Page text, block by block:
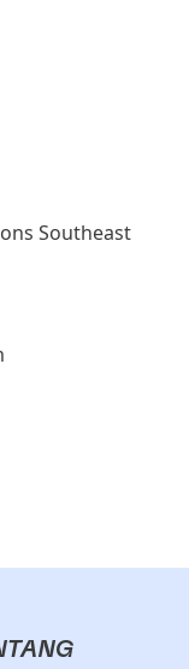
Southeast